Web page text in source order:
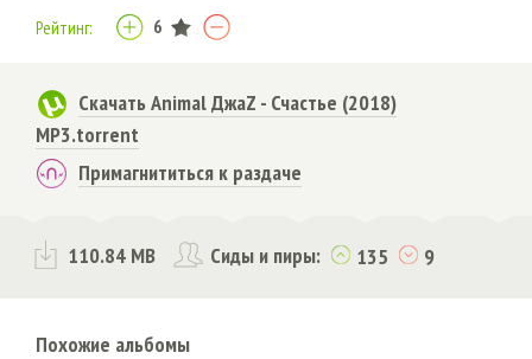
Рейтинг: 6
Скачать Animal ДжаZ - Счастье (2018)
MP3.torrent
Примагнититься к раздаче
110.84 MB Сиды и пиры: 135 9
Похожие альбомы